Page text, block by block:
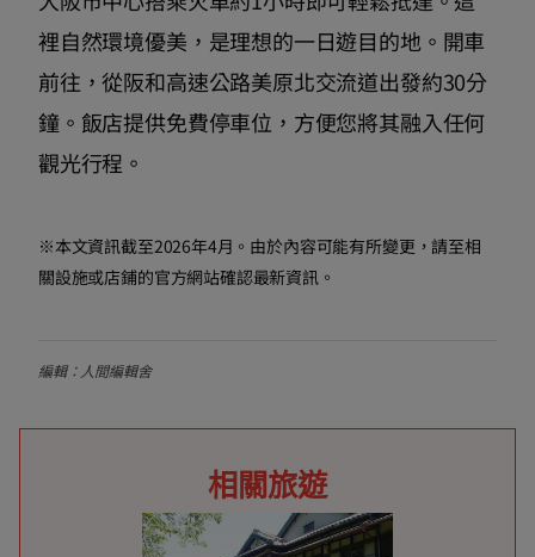
裡自然環境優美，是理想的一日遊目的地。開車
前往，從阪和高速公路美原北交流道出發約30分
鐘。飯店提供免費停車位，方便您將其融入任何
觀光行程。
※本文資訊截至2026年4月。由於內容可能有所變更，請至相
關設施或店鋪的官方網站確認最新資訊。
編輯：人間編輯舍
相關旅遊